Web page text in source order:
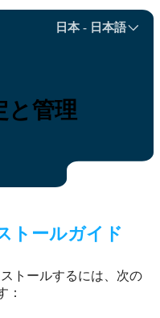
日本 - 日本語
と管理
トールガイド
トールするには、次の
：